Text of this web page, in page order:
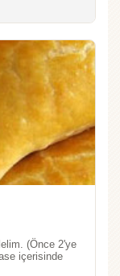
(Önce 2'ye
içerisinde